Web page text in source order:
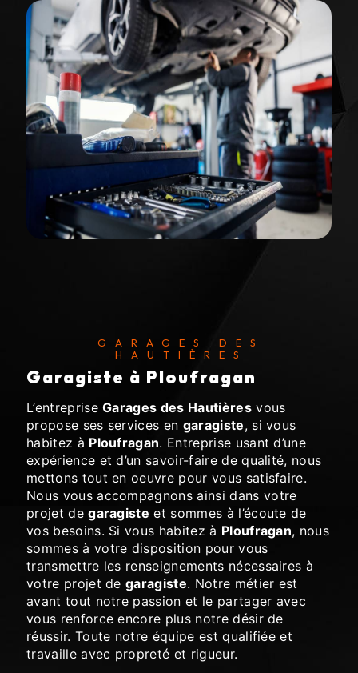
GARAGES DES
HAUTIÈRES
garagiste à Ploufragan
L’entrepriseGarages des Hautièresvous
propose ses services en garagiste, si vous
habitez à Ploufragan. Entreprise usant d’une
expérience et d’un savoir-faire de qualité, nous
mettons tout en oeuvre pour vous satisfaire.
Nous vous accompagnons ainsi dans votre
projet degaragiste et sommes à l’écoute de
vos besoins. Si vous habitez à Ploufragan, nous
sommes à votre disposition pour vous
transmettre les renseignements nécessaires à
votre projet degaragiste. Notre métier est
avant tout notre passion et le partager avec
vous renforce encore plus notre désir de
réussir. Toute notre équipe est qualifiée et
travaille avec propreté et rigueur.